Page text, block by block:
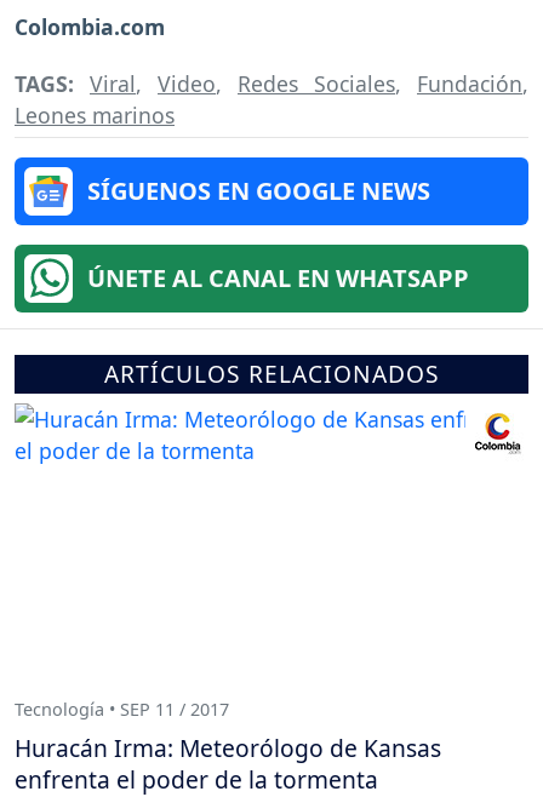
Colombia.com
TAGS: Viral, Video, Redes Sociales, Fundación,
Leones marinos
SÍGUENOS EN GOOGLE NEWS
ÚNETE AL CANAL EN WHATSAPP
ARTÍCULOS RELACIONADOS
Tecnología • SEP 11 / 2017
Huracán Irma: Meteorólogo de Kansas
enfrenta el poder de la tormenta